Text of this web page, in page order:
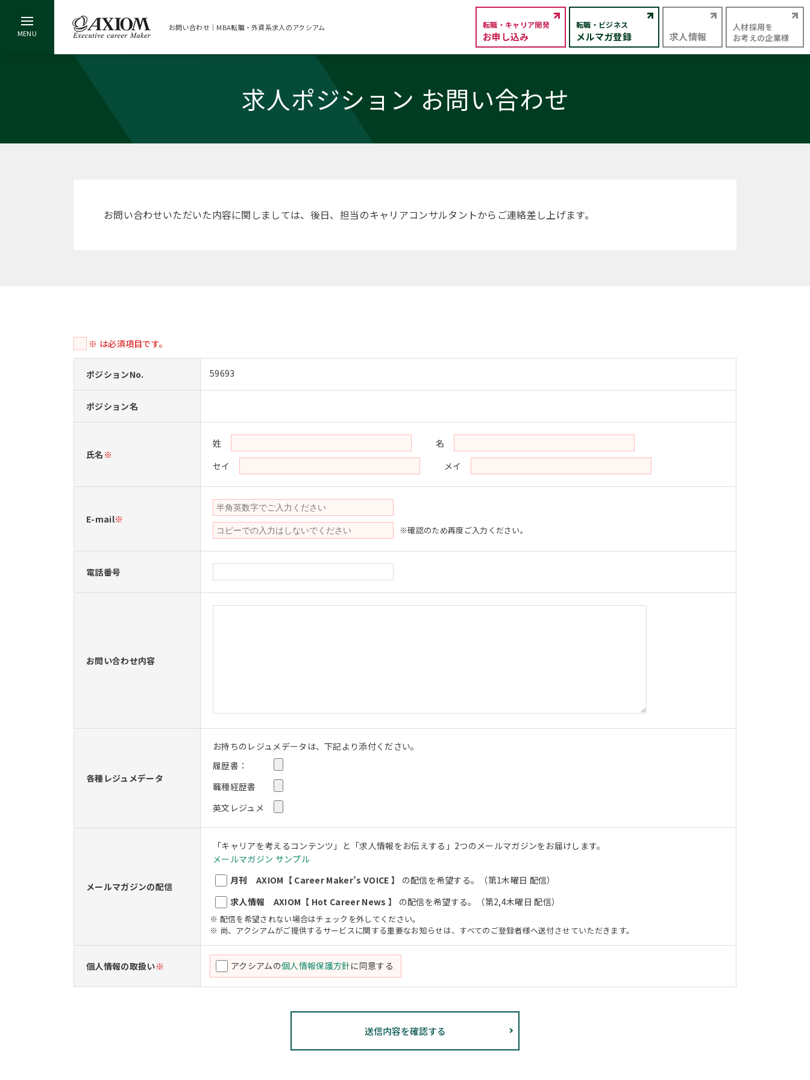
お問い合わせ｜MBA転職・外資系求人のアクシアム 転職・キャリア開発
お申し込み
転職・ビジネス
メルマガ登録 求人情報
人材採用を
お考えの企業様
求人ポジション お問い合わせ
お問い合わせいただいた内容に関しましては、後日、担当のキャリアコンサルタントからご連絡差し上げます。
※ は必須項目です。
ポジションNo. 59693
ポジション名
氏名 ※
姓
名
セイ
メイ
E-mail※
※確認のため再度ご入力ください。
電話番号
お問い合わせ内容
各種レジュメデータ
お持ちのレジュメデータは、下記より添付ください。
履歴書：
職種経歴書
英文レジュメ
メールマガジンの配信
「キャリアを考えるコンテンツ」と「求人情報をお伝えする」2つのメールマガジンをお届けします。
メールマガジン サンプル
月刊 AXIOM【 Career Maker’s VOICE 】
の配信を希望する。（第1木曜日 配信）
求人情報 AXIOM【 Hot Career News 】
の配信を希望する。（第2,4木曜日 配信）
※ 配信を希望されない場合はチェックを外してください。
※ 尚、アクシアムがご提供するサービスに関する重要なお知らせは、すべてのご登録者様へ送付させていただきます。
個人情報の取扱い※ アクシアムの個人情報保護方針に同意する